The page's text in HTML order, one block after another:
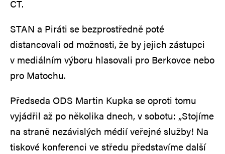
ČT.
STAN a Piráti se bezprostředně poté
distancovali od možnosti, že by jejich zástupci
v mediálním výboru hlasovali pro Berkovce nebo
pro Matochu.
Předseda ODS Martin Kupka se oproti tomu
vyjádřil až po několika dnech, v sobotu: „Stojíme
na straně nezávislých médií veřejné služby! Na
tiskové konferenci ve středu představíme další